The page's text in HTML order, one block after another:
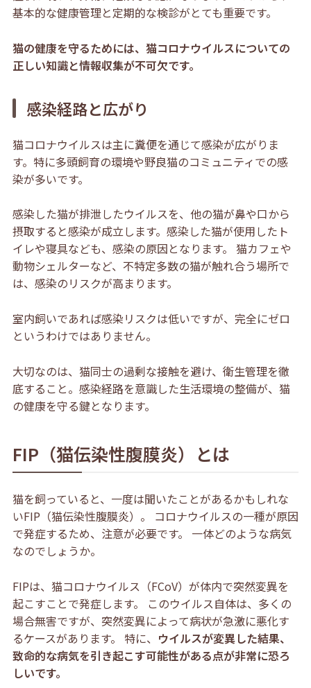
基本的な健康管理と定期的な検診がとても重要です。
猫の健康を守るためには、猫コロナウイルスについての
正しい知識と情報収集が不可欠です。
感染経路と広がり
猫コロナウイルスは主に糞便を通じて感染が広がりま
す。特に多頭飼育の環境や野良猫のコミュニティでの感
染が多いです。
感染した猫が排泄したウイルスを、他の猫が鼻や口から
摂取すると感染が成立します。感染した猫が使用したト
イレや寝具なども、感染の原因となります。 猫カフェや
動物シェルターなど、不特定多数の猫が触れ合う場所で
は、感染のリスクが高まります。
室内飼いであれば感染リスクは低いですが、完全にゼロ
というわけではありません。
大切なのは、猫同士の過剰な接触を避け、衛生管理を徹
底すること。感染経路を意識した生活環境の整備が、猫
の健康を守る鍵となります。
FIP（猫伝染性腹膜炎）とは
猫を飼っていると、一度は聞いたことがあるかもしれな
いFIP（猫伝染性腹膜炎）。 コロナウイルスの一種が原因
で発症するため、注意が必要です。 一体どのような病気
なのでしょうか。
FIPは、猫コロナウイルス（FCoV）が体内で突然変異を
起こすことで発症します。 このウイルス自体は、多くの
場合無害ですが、突然変異によって病状が急激に悪化す
るケースがあります。 特に、 ウイルスが変異した結果、
致命的な病気を引き起こす可能性がある点が非常に恐ろ
しいです。